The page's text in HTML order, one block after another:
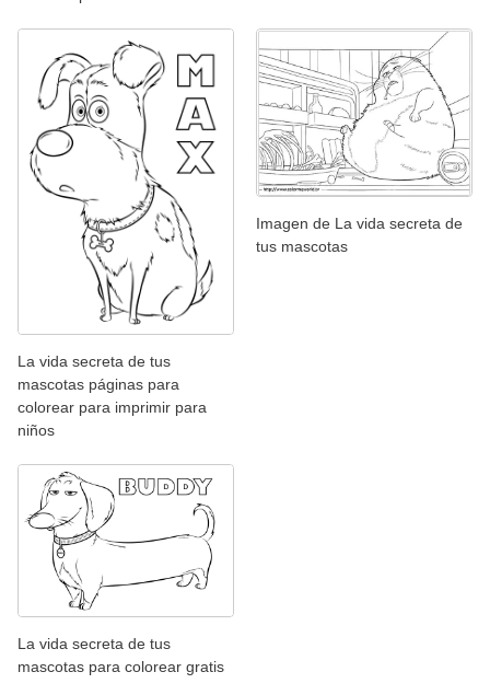
La vida secreta de tus
mascotas páginas para
colorear para imprimir para
niños
Imagen de La vida secreta de
tus mascotas
La vida secreta de tus
mascotas para colorear gratis